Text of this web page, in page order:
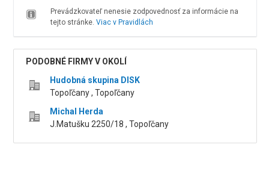
Prevádzkovateľ nenesie zodpovednosť za informácie na
tejto stránke. Viac v Pravidlách
PODOBNÉ FIRMY V OKOLÍ
Hudobná skupina DISK
Topoľčany , Topoľčany
Michal Herda
J.Matušku 2250/18 , Topoľčany